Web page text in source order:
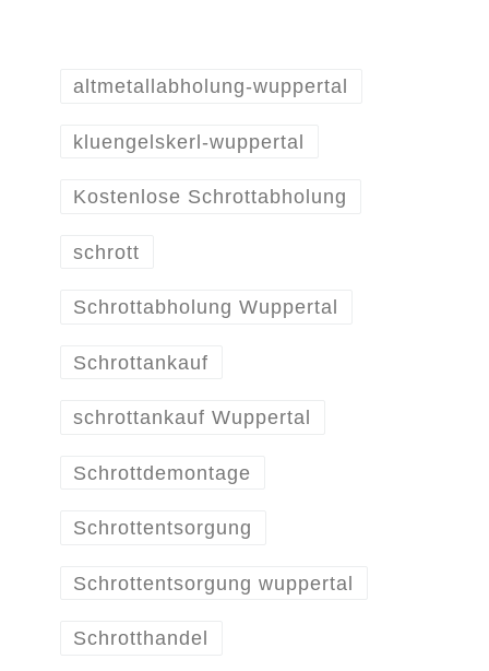
altmetallabholung-wuppertal
kluengelskerl-wuppertal
Kostenlose Schrottabholung
schrott
Schrottabholung Wuppertal
Schrottankauf
schrottankauf Wuppertal
Schrottdemontage
Schrottentsorgung
Schrottentsorgung wuppertal
Schrotthandel